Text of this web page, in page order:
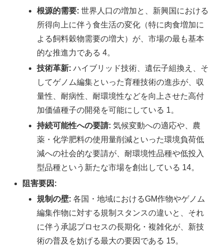
根源的需要: 世界人口の増加と、新興国における
所得向上に伴う食生活の変化（特に肉食増加に
よる飼料穀物需要の増大）が、市場の最も基本
的な推進力である 4。
技術革新: ハイブリッド技術、遺伝子組換え、そ
してゲノム編集といった育種技術の進歩が、収
量性、耐病性、耐環境性などを向上させた高付
加価値種子の開発を可能にしている 1。
持続可能性への要請: 気候変動への適応や、農
薬・化学肥料の使用量削減といった環境負荷低
減への社会的な要請が、耐環境性品種や低投入
型品種という新たな市場を創出している 14。
阻害要因:
規制の壁: 各国・地域におけるGM作物やゲノム
編集作物に対する規制スタンスの違いと、それ
に伴う承認プロセスの長期化・複雑化が、新技
術の普及を妨げる最大の要因である 15。